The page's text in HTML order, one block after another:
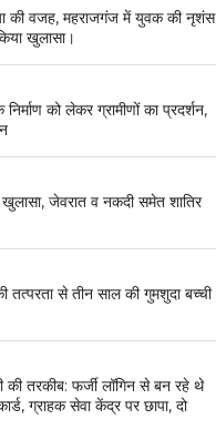
की वजह, महराजगंज में युवक की नृशंस
खुलासा।
को लेकर ग्रामीणों का प्रदर्शन,
जेवरात व नकदी समेत शातिर
तत्परता से तीन साल की गुमशुदा बच्ची
तरकीब: फर्जी लॉगिन से बन रहे थे
ग्राहक सेवा केंद्र पर छापा, दो